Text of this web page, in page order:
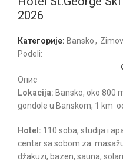
2026
Категорије: Bansko,
Podeli:
Опис
Lokacija: Bansko, oko 800
gondole u Banskom, 1 km
Hotel: 110 soba, studija i
centar sa sobom za
džakuzi, bazen, sauna,